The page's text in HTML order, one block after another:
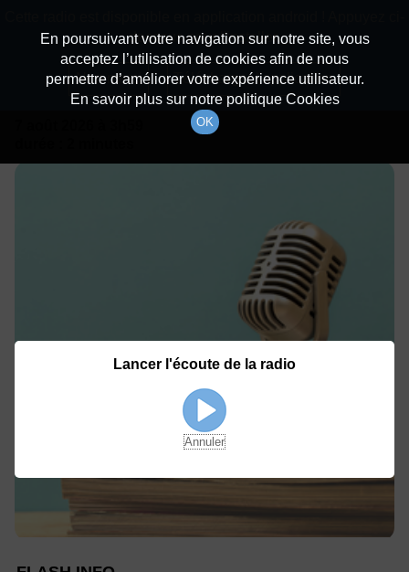
En Direct
En poursuivant votre navigation sur notre site, vous
acceptez l’utilisation de cookies afin de nous
permettre d’améliorer votre expérience utilisateur.
En savoir plus sur notre politique Cookies
OK
dessous pour l'installer.
Non merci Télécharger l'application
Lancer l'écoute de la radio
Annuler